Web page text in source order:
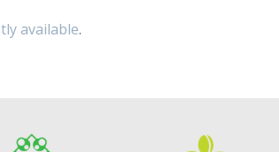
available.